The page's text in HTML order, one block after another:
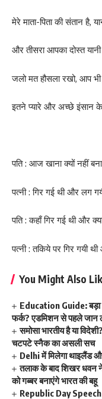
मेरे माता-पिता की संतान है,
और तीसरा आपका दोस्त
जलो मत हौसला रखो, आप भी
इतने प्यारे और अच्छे इंसान के
पति : आज खाना क्यों नहीं
पत्नी : गिर गई थी और लग
पति : कहाँ गिर गई थी और
पत्नी : तकिये पर गिर गयी
You Might Also
Education Guide: बड़ा
फर्क? एडमिशन से पहले जान
समोसा भारतीय है या
चटपटे स्नैक का असली सच
Delhi में मिलेगा थाइलैंड
तलाक के बाद शिखर धवन
को गब्बर बनाएंगे भारत की बहू
Republic Day